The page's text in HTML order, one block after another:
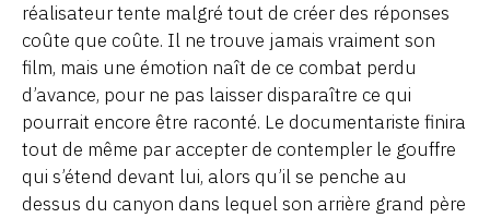
réalisateur tente malgré tout de créer des réponses
coûte que coûte. Il ne trouve jamais vraiment son
film, mais une émotion naît de ce combat perdu
d’avance, pour ne pas laisser disparaître ce qui
pourrait encore être raconté. Le documentariste finira
tout de même par accepter de contempler le gouffre
qui s’étend devant lui, alors qu’il se penche au
dessus du canyon dans lequel son arrière grand père